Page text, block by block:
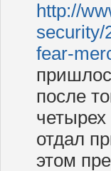
http://
security/
fear-
после
отдал
этом